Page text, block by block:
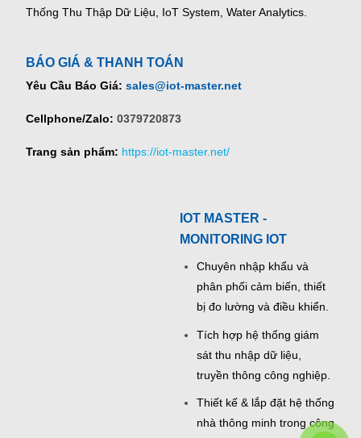
Thống Thu Thập Dữ Liệu, IoT System, Water Analytics.
BÁO GIÁ & THANH TOÁN
Yêu Cầu Báo Giá: sales@iot-master.net
Cellphone/Zalo: 0379720873
Trang sản phẩm: https://iot-master.net/
IOT MASTER -
MONITORING IOT
Chuyên nhập khẩu và
phân phối cảm biến, thiết
bị đo lường và điều khiển.
Tích hợp hệ thống giám
sát thu nhập dữ liệu,
truyền thông công nghiệp.
Thiết kế & lắp đặt hệ thống
nhà thông minh trong công